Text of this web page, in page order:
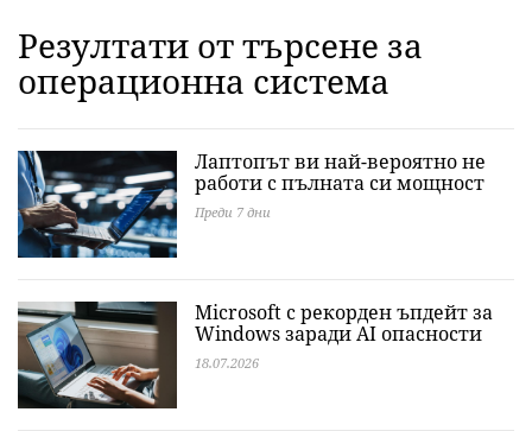
Резултати от търсене за
операционна система
Лаптопът ви най-вероятно не
работи с пълната си мощност
Преди 7 дни
Microsoft с рекорден ъпдейт за
Windows заради AI опасности
18.07.2026